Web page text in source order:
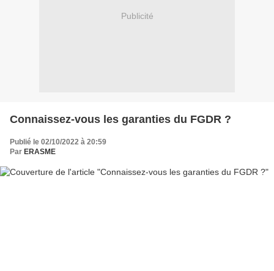
Publicité
Connaissez-vous les garanties du FGDR ?
Publié le 02/10/2022 à 20:59
Par ERASME